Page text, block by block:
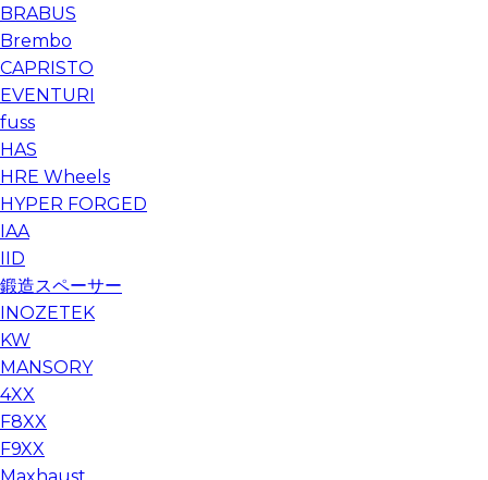
BRABUS
Brembo
CAPRISTO
EVENTURI
fuss
HAS
HRE Wheels
HYPER FORGED
IAA
IID
鍛造スペーサー
INOZETEK
KW
MANSORY
4XX
F8XX
F9XX